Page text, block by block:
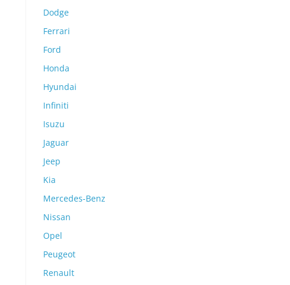
Dodge
Ferrari
Ford
Honda
Hyundai
Infiniti
Isuzu
Jaguar
Jeep
Kia
Mercedes-Benz
Nissan
Opel
Peugeot
Renault